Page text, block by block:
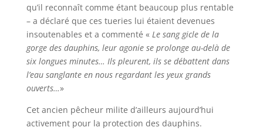
qu’il reconnaît comme étant beaucoup plus rentable
– a déclaré que ces tueries lui étaient devenues
insoutenables et a commenté « Le sang gicle de la
gorge des dauphins, leur agonie se prolonge au-delà de
six longues minutes… Ils pleurent, ils se débattent dans
l’eau sanglante en nous regardant les yeux grands
ouverts…»
Cet ancien pêcheur milite d’ailleurs aujourd’hui
activement pour la protection des dauphins.